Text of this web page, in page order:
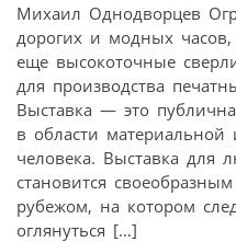
Михаил Однодворцев
дорогих и модных
еще высокоточные
для производства
Выставка — это
в области материальной
человека. Выставка для
становится
рубежом, на котором
оглянуться […]